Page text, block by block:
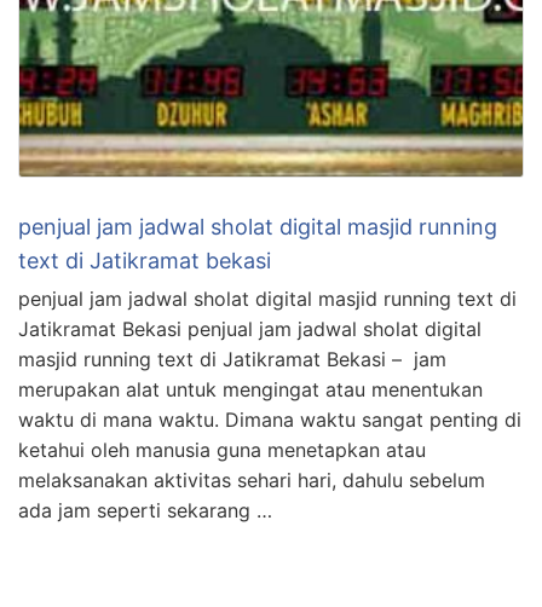
penjual jam jadwal sholat digital masjid running
text di Jatikramat bekasi
penjual jam jadwal sholat digital masjid running text di
Jatikramat Bekasi penjual jam jadwal sholat digital
masjid running text di Jatikramat Bekasi – jam
merupakan alat untuk mengingat atau menentukan
waktu di mana waktu. Dimana waktu sangat penting di
ketahui oleh manusia guna menetapkan atau
melaksanakan aktivitas sehari hari, dahulu sebelum
ada jam seperti sekarang …